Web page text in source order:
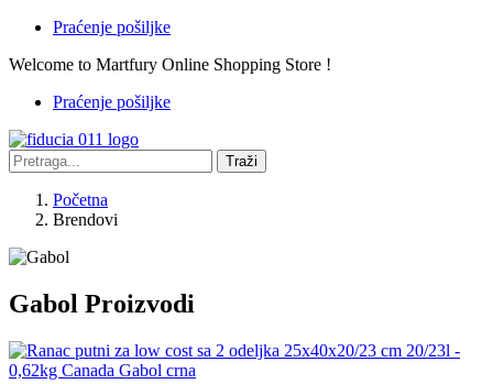
Praćenje pošiljke
Welcome to Martfury Online Shopping Store !
Praćenje pošiljke
Traži
Početna
Brendovi
Gabol Proizvodi